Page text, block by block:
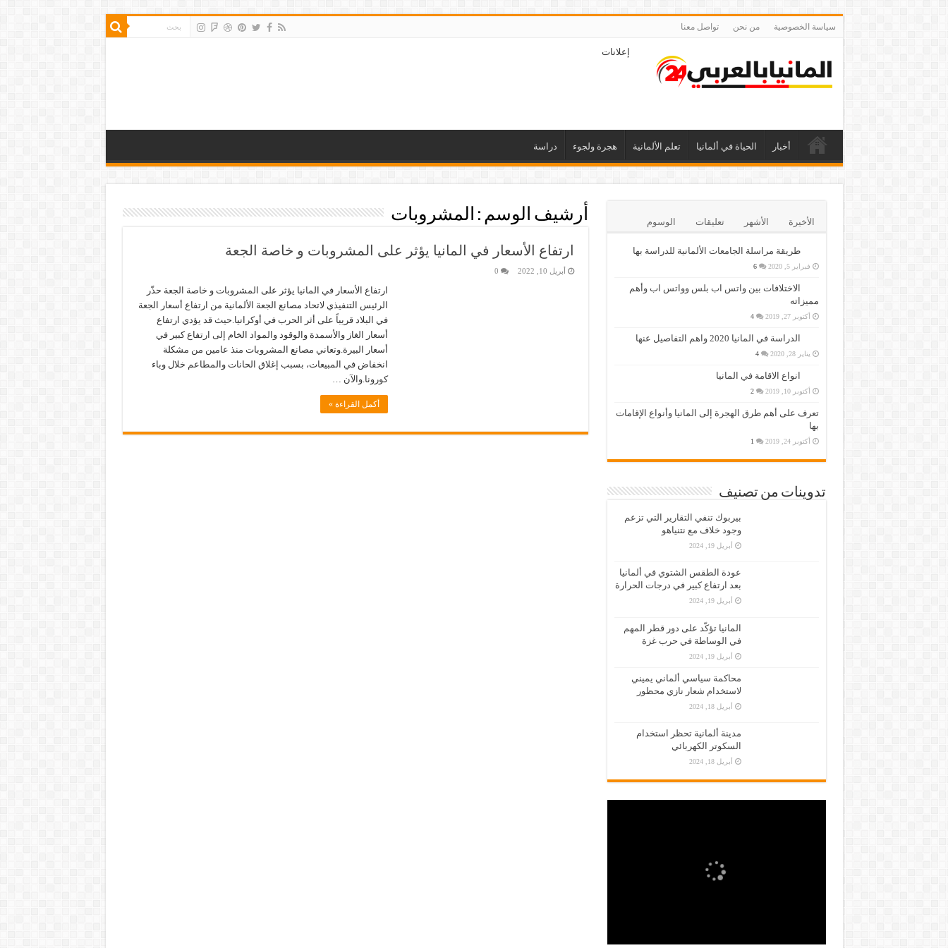
سياسة الخصوصية من نحن تواصل معنا
إعلانات
أخبار الحياة في ألمانيا تعلم الألمانية هجرة ولجوء دراسة
أرشيف الوسم : المشروبات
ارتفاع الأسعار في المانيا يؤثر على المشروبات و خاصة الجعة
أبريل 10, 2022 0
ارتفاع الأسعار في المانيا يؤثر على المشروبات و خاصة الجعة حذّر
الرئيس التنفيذي لاتحاد مصانع الجعة الألمانية من ارتفاع أسعار الجعة
في البلاد قريباً على أثر الحرب في أوكرانيا.حيث قد يؤدي ارتفاع
أسعار الغاز والأسمدة والوقود والمواد الخام إلى ارتفاع كبير في
أسعار البيرة.وتعاني مصانع المشروبات منذ عامين من مشكلة
انخفاض في المبيعات، بسبب إغلاق الحانات والمطاعم خلال وباء
كورونا.والآن …
أكمل القراءة »
الأخيرة الأشهر تعليقات الوسوم
طريقة مراسلة الجامعات الألمانية للدراسة بها
فبراير 5, 2020 6
الاختلافات بين واتس اب بلس وواتس اب وأهم
مميزاته
أكتوبر 27, 2019 4
الدراسة في المانيا 2020 واهم التفاصيل عنها
يناير 28, 2020 4
انواع الاقامة في المانيا
أكتوبر 10, 2019 2
تعرف على أهم طرق الهجرة إلى المانيا وأنواع الإقامات
بها
أكتوبر 24, 2019 1
تدوينات من تصنيف
بيربوك تنفي التقارير التي تزعم
وجود خلاف مع نتنياهو
أبريل 19, 2024
عودة الطقس الشتوي في ألمانيا
بعد ارتفاع كبير في درجات الحرارة
أبريل 19, 2024
المانيا تؤكّد على دور قطر المهم
في الوساطة في حرب غزة
أبريل 19, 2024
محاكمة سياسي ألماني يميني
لاستخدام شعار نازي محظور
أبريل 18, 2024
مدينة ألمانية تحظر استخدام
السكوتر الكهربائي
أبريل 18, 2024